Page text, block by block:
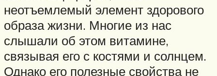
неотъемлемый элемент здорового
образа жизни. Многие из нас
слышали об этом витамине,
связывая его с костями и солнцем.
Однако его полезные свойства не